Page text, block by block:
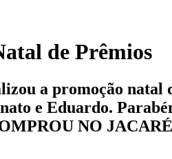
de Prêmios
a promoção natal
e Eduardo.
NO